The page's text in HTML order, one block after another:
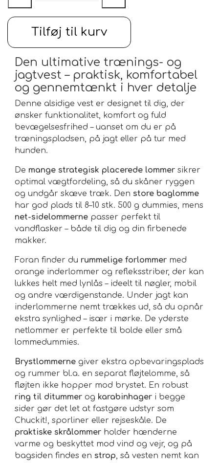
Tilføj til kurv
Den ultimative trænings- og
jagtvest – praktisk, komfortabel
og gennemtænkt i hver detalje
Denne alsidige vest er designet til dig, der
ønsker funktionalitet, komfort og fuld
bevægelsesfrihed – uanset om du er på
træningspladsen, på jagt eller på tur med
hunden.
De mange strategisk placerede lommer sikrer
optimal vægtfordeling, så du skåner ryggen
og undgår skæve træk. Den store baglomme
har god plads til 8–10 stk. 500 g dummies, mens
net-sidelommerne passer perfekt til
vandflasker – både til dig og din firbenede
makker.
Foran finder du rummelige forlommer med
orange inderlommer og refleksstriber, der kan
lukkes helt med lynlås – ideelt til nøgler, mobil
og andre værdigenstande. Under jagt kan
inderlommerne nemt trækkes ud, så du opnår
ekstra synlighed – især i mørke. De yderste
netlommer er perfekte til bolde eller små
lommedummies.
Brystlommerne giver ekstra opbevaringsplads
og rummer bl.a. en separat fløjtelomme, så
fløjten ikke hopper mod brystet. En robust
ring til ditummer og karabinhager i begge
sider gør det let at fastgøre udstyr som
Chuckit!, sporliner eller rejseskåle. De
praktiske skrålommer holder hænderne
varme og beskyttet mod vind og vejr, og på
bagsiden findes en strop, så vesten nemt kan